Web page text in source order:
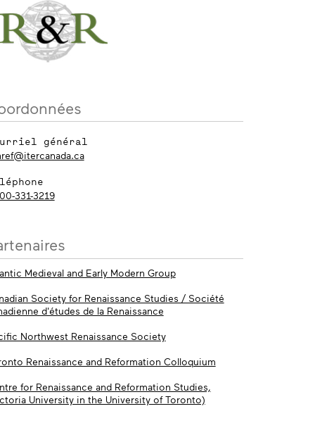
général
331-3219
Medieval and Early Modern Group
Society for Renaissance Studies / Société
d'études de la Renaissance
Northwest Renaissance Society
Renaissance and Reformation Colloquium
for Renaissance and Reformation Studies,
University in the University of Toronto)